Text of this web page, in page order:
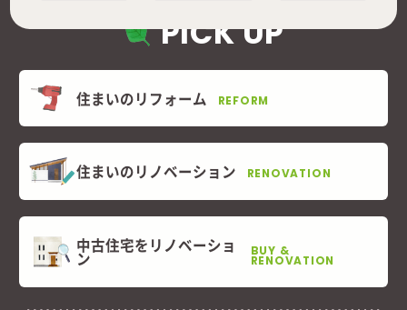
PICK UP
住まいのリフォーム REFORM
住まいのリノベーション RENOVATION
中古住宅をリノベーショ
ン BUY &
RENOVATION